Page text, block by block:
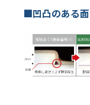
■凹凸のある